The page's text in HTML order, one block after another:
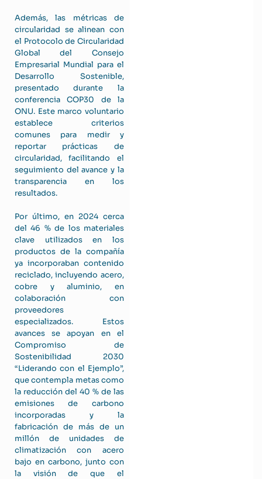
Además, las métricas de
circularidad se alinean con
el Protocolo de Circularidad
Global del Consejo
Empresarial Mundial para el
Desarrollo Sostenible,
presentado durante la
conferencia COP30 de la
ONU. Este marco voluntario
establece criterios
comunes para medir y
reportar prácticas de
circularidad, facilitando el
seguimiento del avance y la
transparencia en los
resultados.
Por último, en 2024 cerca
del 46 % de los materiales
clave utilizados en los
productos de la compañía
ya incorporaban contenido
reciclado, incluyendo acero,
cobre y aluminio, en
colaboración con
proveedores
especializados. Estos
avances se apoyan en el
Compromiso de
Sostenibilidad 2030
“Liderando con el Ejemplo”,
que contempla metas como
la reducción del 40 % de las
emisiones de carbono
incorporadas y la
fabricación de más de un
millón de unidades de
climatización con acero
bajo en carbono, junto con
la visión de que el